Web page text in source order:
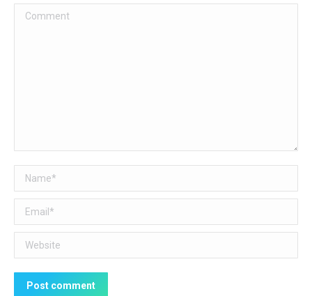
Comment
Name *
Email *
Website
Post comment